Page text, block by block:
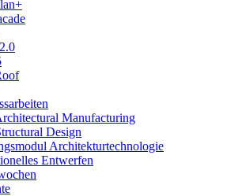
Manufacturing
Design
Architekturtechnologie
Entwerfen